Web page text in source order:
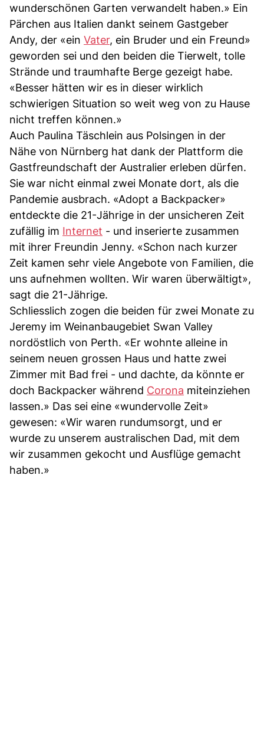
wunderschönen Garten verwandelt haben.» Ein
Pärchen aus Italien dankt seinem Gastgeber
Andy, der «ein Vater, ein Bruder und ein Freund»
geworden sei und den beiden die Tierwelt, tolle
Strände und traumhafte Berge gezeigt habe.
«Besser hätten wir es in dieser wirklich
schwierigen Situation so weit weg von zu Hause
nicht treffen können.»
Auch Paulina Täschlein aus Polsingen in der
Nähe von Nürnberg hat dank der Plattform die
Gastfreundschaft der Australier erleben dürfen.
Sie war nicht einmal zwei Monate dort, als die
Pandemie ausbrach. «Adopt a Backpacker»
entdeckte die 21-Jährige in der unsicheren Zeit
zufällig im Internet - und inserierte zusammen
mit ihrer Freundin Jenny. «Schon nach kurzer
Zeit kamen sehr viele Angebote von Familien, die
uns aufnehmen wollten. Wir waren überwältigt»,
sagt die 21-Jährige.
Schliesslich zogen die beiden für zwei Monate zu
Jeremy im Weinanbaugebiet Swan Valley
nordöstlich von Perth. «Er wohnte alleine in
seinem neuen grossen Haus und hatte zwei
Zimmer mit Bad frei - und dachte, da könnte er
doch Backpacker während Corona miteinziehen
lassen.» Das sei eine «wundervolle Zeit»
gewesen: «Wir waren rundumsorgt, und er
wurde zu unserem australischen Dad, mit dem
wir zusammen gekocht und Ausflüge gemacht
haben.»